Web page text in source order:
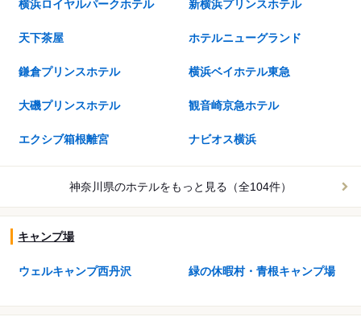
横浜ロイヤルパークホテル 新横浜プリンスホテル
天下茶屋 ホテルニューグランド
鎌倉プリンスホテル 横浜ベイホテル東急
大磯プリンスホテル 観音崎京急ホテル
エクシブ箱根離宮 ナビオス横浜
神奈川県のホテルをもっと見る（全104件）
キャンプ場
ウェルキャンプ西丹沢 緑の休暇村・青根キャンプ場